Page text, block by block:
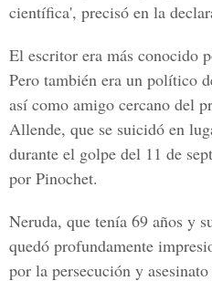
científica', precisó en la
El escritor era más conocido
Pero también era un político
así como amigo cercano del
Allende, que se suicidó en
durante el golpe del 11 de
por Pinochet.
Neruda, que tenía 69 años y
quedó profundamente
por la persecución y